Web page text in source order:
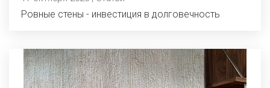
Ровные стены - инвестиция в долговечность